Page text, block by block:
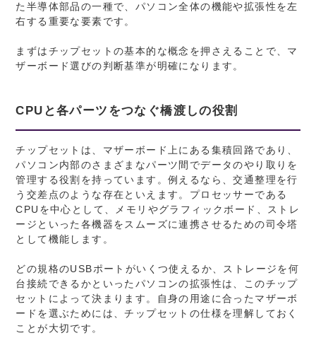
た半導体部品の一種で、パソコン全体の機能や拡張性を左
右する重要な要素です。
まずはチップセットの基本的な概念を押さえることで、マ
ザーボード選びの判断基準が明確になります。
CPUと各パーツをつなぐ橋渡しの役割
チップセットは、マザーボード上にある集積回路であり、
パソコン内部のさまざまなパーツ間でデータのやり取りを
管理する役割を持っています。例えるなら、交通整理を行
う交差点のような存在といえます。プロセッサーである
CPUを中心として、メモリやグラフィックボード、ストレ
ージといった各機器をスムーズに連携させるための司令塔
として機能します。
どの規格のUSBポートがいくつ使えるか、ストレージを何
台接続できるかといったパソコンの拡張性は、このチップ
セットによって決まります。自身の用途に合ったマザーボ
ードを選ぶためには、チップセットの仕様を理解しておく
ことが大切です。